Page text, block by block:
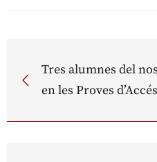
Tres alumnes del
en les Proves